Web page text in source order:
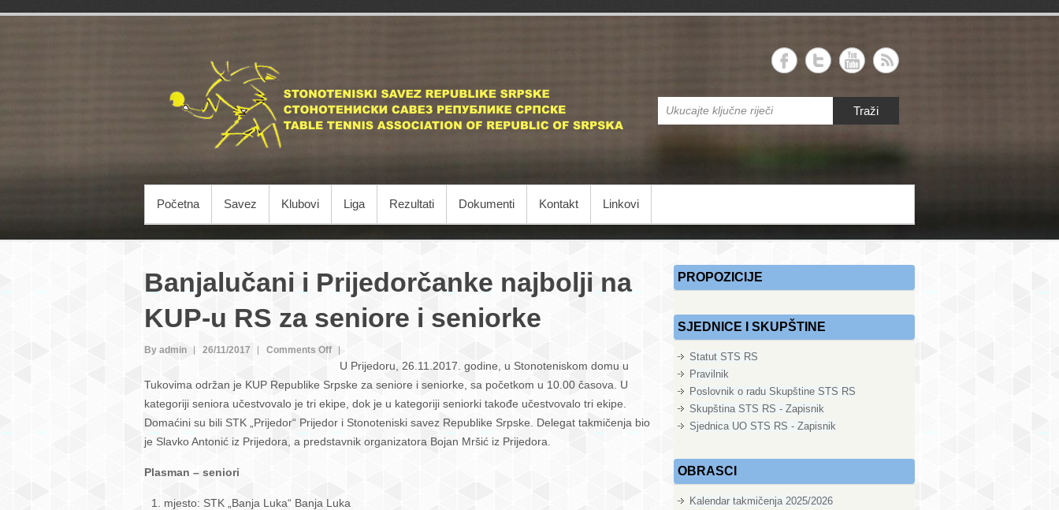
Stonoteniski savez Republike Srpske Traži
Početna Savez Klubovi Liga Rezultati Dokumenti Kontakt Linkovi
Banjalučani i Prijedorčanke najbolji na
KUP-u RS za seniore i seniorke
By admin 26/11/2017 Comments Offon
Banjalučani
i
Prijedorčanke
najbolji
na
RS
U Prijedoru, 26.11.2017. godine, u Stonoteniskom domu u
Tukovima održan je KUP Republike Srpske za seniore i seniorke, sa početkom u 10.00 časova. U
kategoriji seniora učestvovalo je tri ekipe, dok je u kategoriji seniorki takođe učestvovalo tri ekipe.
Domaćini su bili STK „Prijedor“ Prijedor i Stonoteniski savez Republike Srpske. Delegat takmičenja bio
je Slavko Antonić iz Prijedora, a predstavnik organizatora Bojan Mršić iz Prijedora.
Plasman – seniori
mjesto: STK „Banja Luka“ Banja Luka
PROPOZICIJE
SJEDNICE I SKUPŠTINE
Statut STS RS
Pravilnik
Poslovnik o radu Skupštine STS RS
Skupština STS RS - Zapisnik
Sjednica UO STS RS - Zapisnik
OBRASCI
Kalendar takmičenja 2025/2026